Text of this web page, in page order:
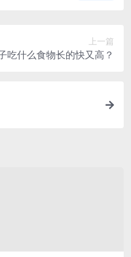
上一篇
吃什么食物长的快又高？